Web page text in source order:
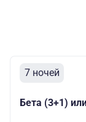
7 ночей
Бета (3+1)